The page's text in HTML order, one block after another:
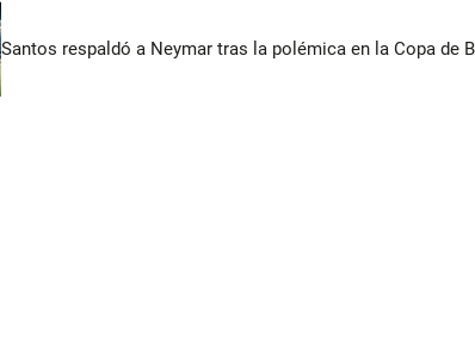
Santos respaldó a Neymar tras la polémica en la Copa de